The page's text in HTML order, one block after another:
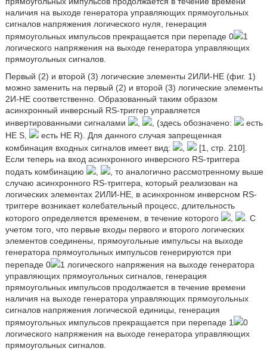
наличия на выходе генератора управляющих прямоугольных
сигналов напряжения логического нуля, генерация
прямоугольных импульсов прекращается при перепаде 0
1
логического напряжения на выходе генератора управляющих
прямоугольных сигналов.
Первый (2) и второй (3) логические элементы 2ИЛИ-НЕ (фиг. 1)
можно заменить на первый (2) и второй (3) логические элементы
2И-НЕ соответственно. Образованный таким образом
асинхронный инверсный RS-триггер управляется
инвертированными сигналами
, , (здесь обозначено:
есть
НЕ S,
есть НЕ R). Для данного случая запрещенная
комбинация входных сигналов имеет вид:
,
[1, стр. 210].
Если теперь на вход асинхронного инверсного RS-триггера
подать комбинацию
,
, то аналогично рассмотренному выше
случаю асинхронного RS-триггера, который реализован на
логических элементах 2ИЛИ-НЕ, в асинхронном инверсном RS-
триггере возникает колебательный процесс, длительность
которого определяется временем, в течение которого
,
. С
учетом того, что первые входы первого и второго логических
элементов соединены, прямоугольные импульсы на выходе
генератора прямоугольных импульсов генерируются при
перепаде 0
1 логического напряжения на выходе генератора
управляющих прямоугольных сигналов, генерация
прямоугольных импульсов продолжается в течение времени
наличия на выходе генератора управляющих прямоугольных
сигналов напряжения логической единицы, генерация
прямоугольных импульсов прекращается при перепаде 1
0
логического напряжения на выходе генератора управляющих
прямоугольных сигналов.